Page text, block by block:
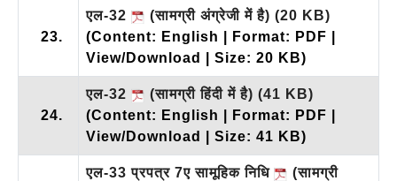
23.
एल-32 (सामग्री अंग्रेजी में है) (20 KB)
(Content: English | Format: PDF |
View/Download | Size: 20 KB)
24.
एल-32 (सामग्री हिंदी में है) (41 KB)
(Content: English | Format: PDF |
View/Download | Size: 41 KB)
एल-33 प्रपत्र 7ए सामूहिक निधि
(सामग्री